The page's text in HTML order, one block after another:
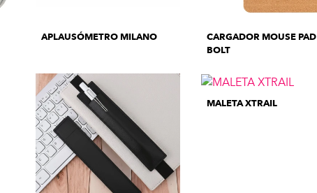
APLAUSÓMETRO MILANO
CARGADOR MOUSE PAD
BOLT
MALETA XTRAIL